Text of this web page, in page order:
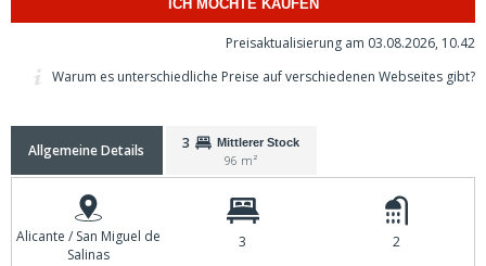
ICH MÖCHTE KAUFEN
Preisaktualisierung am 03.08.2026, 10.42
Warum es unterschiedliche Preise auf verschiedenen Webseites gibt?
Allgemeine Details 3 Mittlerer Stock
96 m²
Alicante / San Miguel de
Salinas
3 2